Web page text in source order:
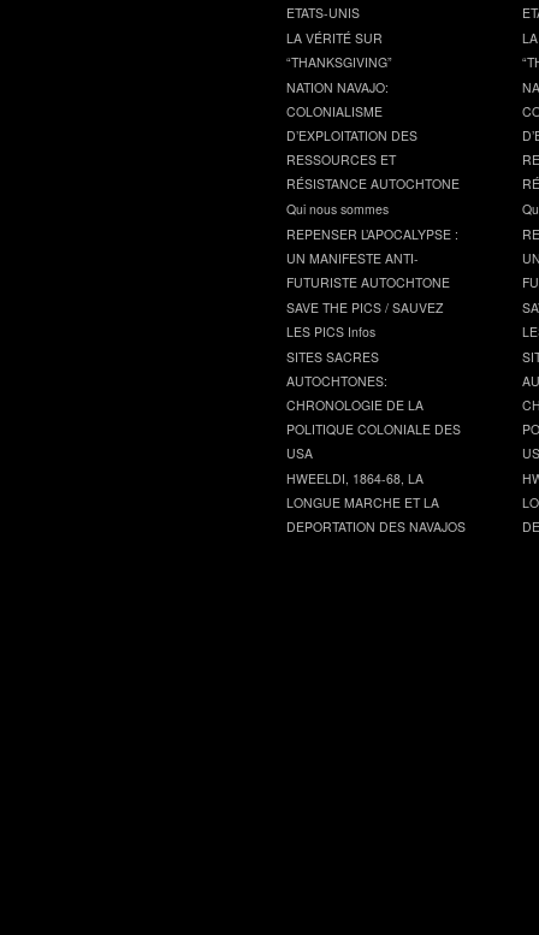
ETATS-UNIS
LA VÉRITÉ SUR
“THANKSGIVING”
NATION NAVAJO:
COLONIALISME
D’EXPLOITATION DES
RESSOURCES ET
RÉSISTANCE AUTOCHTONE
Qui nous sommes
REPENSER L’APOCALYPSE :
UN MANIFESTE ANTI-
FUTURISTE AUTOCHTONE
SAVE THE PICS / SAUVEZ
LES PICS Infos
SITES SACRES
AUTOCHTONES:
CHRONOLOGIE DE LA
POLITIQUE COLONIALE DES
USA
HWEELDI, 1864-68, LA
LONGUE MARCHE ET LA
DEPORTATION DES NAVAJOS